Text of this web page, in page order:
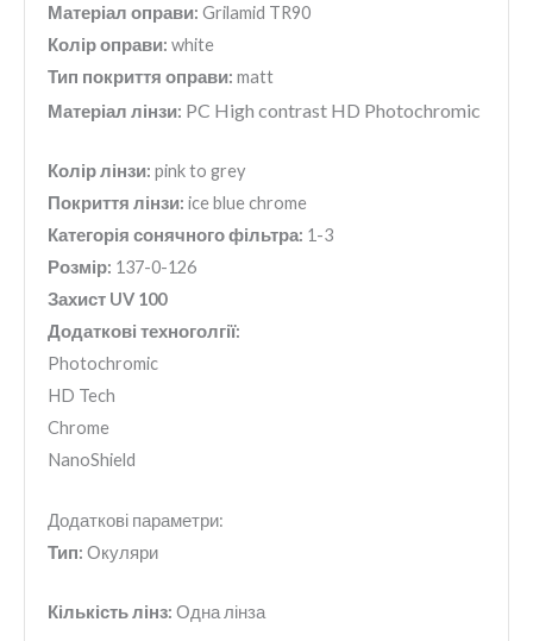
Матеріал оправи: Grilamid TR90
Колір оправи: white
Тип покриття оправи: matt
Матеріал лінзи: PC High contrast HD Photochromic
Колір лінзи: pink to grey
Покриття лінзи: ice blue chrome
Категорія сонячного фільтра: 1-3
Розмір: 137-0-126
Захист UV 100
Додаткові техноголгії:
Photochromic
HD Tech
Chrome
NanoShield
Додаткові параметри:
Тип: Окуляри
Кількість лінз: Одна лінза